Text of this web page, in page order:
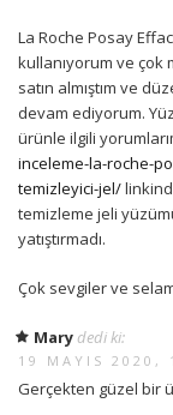
La Roche Posay
kullanıyorum ve
satın almıştım ve
devam ediyorum.
ürünle ilgili
inceleme-la-roche-
temizleyici-jel/
temizleme jeli
yatıştırmadı.
Çok sevgiler ve
Mary dedi ki:
19 MAYIS 2020,
Gerçekten güzel bir